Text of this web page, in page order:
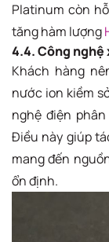
Platinum còn
tăng hàm lượng
4.4. Công nghệ
Khách hàng
nước ion kiềm
nghệ điện
Điều này giúp
mang đến
ổn định.